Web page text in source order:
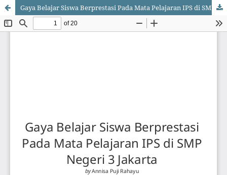
Gaya Belajar Siswa Berprestasi Pada Mata Pelajaran IPS di SMP Negeri 3 Jakarta